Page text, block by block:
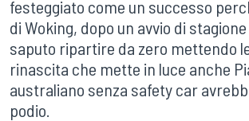
festeggiato come un successo
di Woking, dopo un avvio di
saputo ripartire da zero mettendo
rinascita che mette in luce anche
australiano senza safety car
podio.